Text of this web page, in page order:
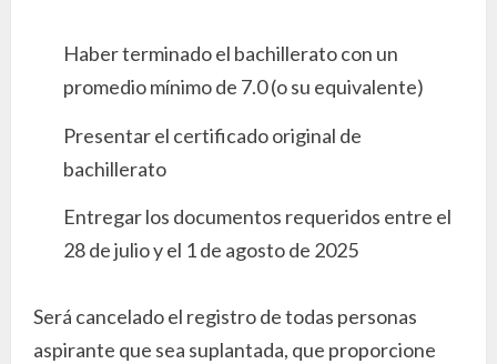
Haber terminado el bachillerato con un
promedio mínimo de 7.0 (o su equivalente)
Presentar el certificado original de
bachillerato
Entregar los documentos requeridos entre el
28 de julio y el 1 de agosto de 2025
Será cancelado el registro de todas personas
aspirante que sea suplantada, que proporcione